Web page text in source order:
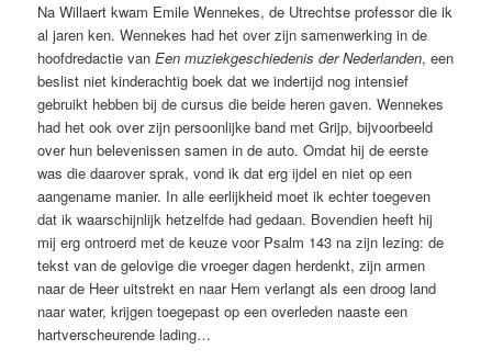
Na Willaert kwam Emile Wennekes, de Utrechtse professor die ik
al jaren ken. Wennekes had het over zijn samenwerking in de
hoofdredactie vanEen muziekgeschiedenis der Nederlanden, een
beslist niet kinderachtig boek dat we indertijd nog intensief
gebruikt hebben bij de cursus die beide heren gaven. Wennekes
had het ook over zijn persoonlijke band met Grijp, bijvoorbeeld
over hun belevenissen samen in de auto. Omdat hij de eerste
was die daarover sprak, vond ik dat erg ijdel en niet op een
aangename manier. In alle eerlijkheid moet ik echter toegeven
dat ik waarschijnlijk hetzelfde had gedaan. Bovendien heeft hij
mij erg ontroerd met de keuze voor Psalm 143 na zijn lezing: de
tekst van de gelovige die vroeger dagen herdenkt, zijn armen
naar de Heer uitstrekt en naar Hem verlangt als een droog land
naar water, krijgen toegepast op een overleden naaste een
hartverscheurende lading…